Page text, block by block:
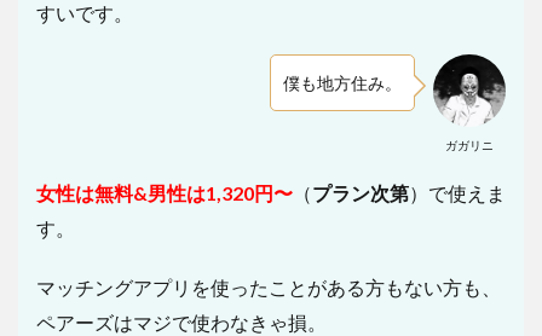
すいです。
ガガリニ
僕も地方住み。
女性は無料&男性は1,320円〜 （プラン次第）で使えま
す。
マッチングアプリを使ったことがある方もない方も、
ペアーズはマジで使わなきゃ損。